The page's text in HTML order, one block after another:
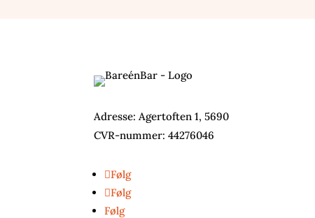
Adresse: Agertoften 1, 5690
CVR-nummer:44276046
Følg
Følg
Følg